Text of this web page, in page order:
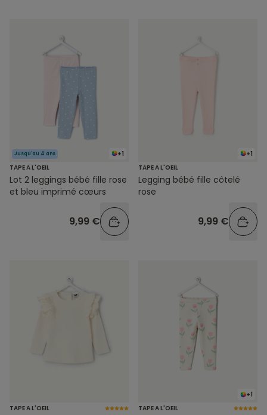
+1
Jusqu'au 4 ans
TAPE A L'OEIL
Lot 2 leggings bébé fille rose
et bleu imprimé cœurs
9,99 €
+1
TAPE A L'OEIL
Legging bébé fille côtelé
rose
9,99 €
TAPE A L'OEIL
+1
TAPE A L'OEIL